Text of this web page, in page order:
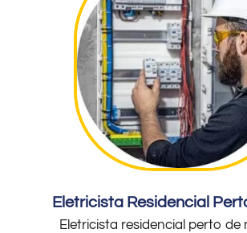
Eletricista Residencial
Eletricista residencial perto de